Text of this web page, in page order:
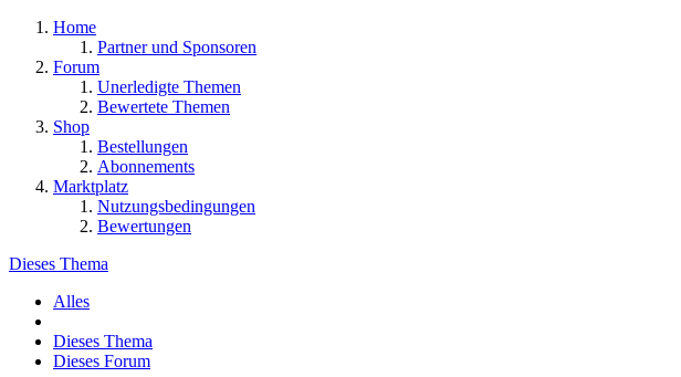
Home
Partner und Sponsoren
Forum
Unerledigte Themen
Bewertete Themen
Shop
Bestellungen
Abonnements
Marktplatz
Nutzungsbedingungen
Bewertungen
Dieses Thema
Alles
Dieses Thema
Dieses Forum